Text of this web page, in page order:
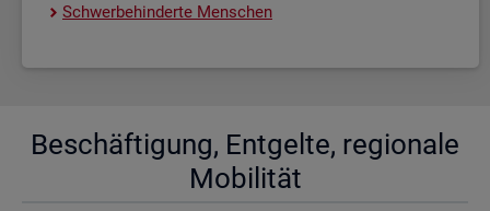
Schwer­be­hin­der­te Men­schen
Be­schäf­ti­gung, Ent­gel­te, re­gio­na­le
Mo­bi­li­tät